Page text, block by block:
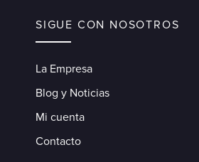
SIGUE CON NOSOTROS
La Empresa
Blog y Noticias
Mi cuenta
Contacto